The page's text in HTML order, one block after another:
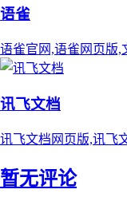
语雀
语雀官网,语雀网页版,
讯飞文档
讯飞文档网页版,讯飞
暂无评论